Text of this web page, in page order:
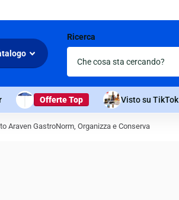
Ricerca
Offerte Top Visto su TikTok
Araven GastroNorm, Organizza e Conserva